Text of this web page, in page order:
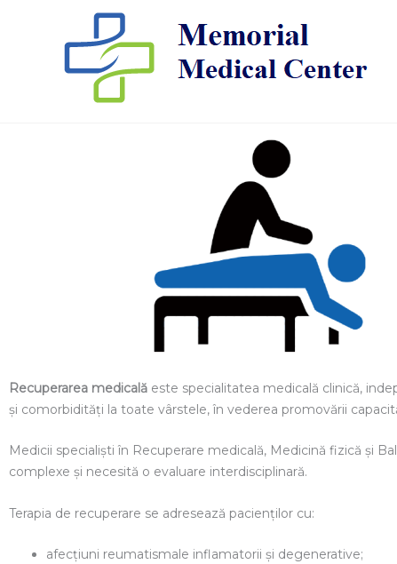
Recuperarea medicală este specialitatea medicală clinică,
şi comorbidităţi la toate vârstele, în vederea promovării
Medicii specialişti în Recuperare medicală, Medicină fizică şi
complexe şi necesită o evaluare interdisciplinară.
Terapia de recuperare se adresează pacienților cu:
afecțiuni reumatismale inflamatorii și degenerative;